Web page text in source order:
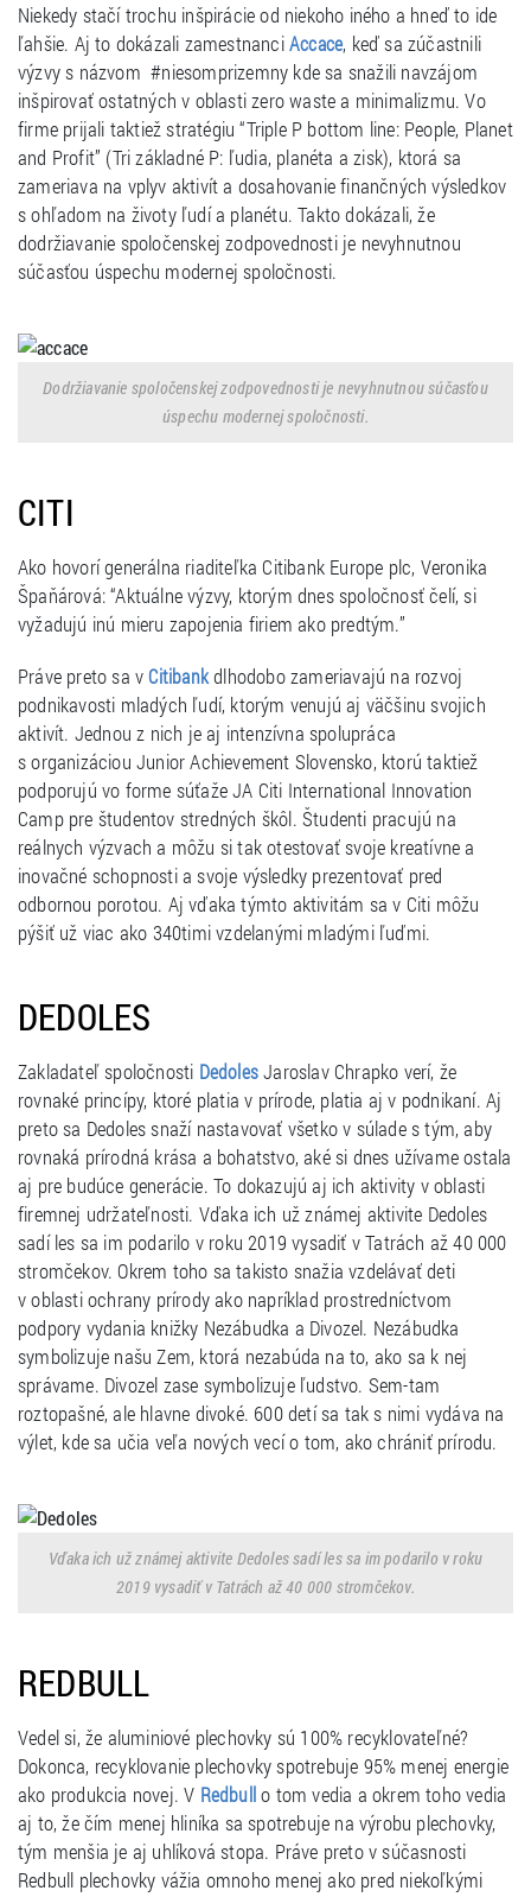
Niekedy stačí trochu inšpirácie od niekoho iného a hneď to ide
ľahšie. Aj to dokázali zamestnanciAccace, keď sa zúčastnili
výzvy s názvom #niesomprizemny kde sa snažili navzájom
inšpirovať ostatných v oblasti zero waste a minimalizmu. Vo
firme prijali taktiež stratégiu “Triple P bottom line: People, Planet
and Profit” (Tri základné P: ľudia, planéta a zisk), ktorá sa
zameriava na vplyv aktivít a dosahovanie finančných výsledkov
s ohľadom na životy ľudí a planétu. Takto dokázali, že
dodržiavanie spoločenskej zodpovednosti je nevyhnutnou
súčasťou úspechu modernej spoločnosti.
Dodržiavanie spoločenskej zodpovednosti je nevyhnutnou súčasťou
úspechu modernej spoločnosti.
CITI
Ako hovorí generálna riaditeľka Citibank Europe plc, Veronika
Špaňárová: “Aktuálne výzvy, ktorým dnes spoločnosť čelí, si
vyžadujú inú mieru zapojenia firiem ako predtým.”
Práve preto sa vCitibankdlhodobo zameriavajú na rozvoj
podnikavosti mladých ľudí, ktorým venujú aj väčšinu svojich
aktivít. Jednou z nich je aj intenzívna spolupráca
s organizáciou Junior Achievement Slovensko, ktorú taktiež
podporujú vo forme súťaže JA Citi International Innovation
Camp pre študentov stredných škôl. Študenti pracujú na
reálnych výzvach a môžu si tak otestovať svoje kreatívne a
inovačné schopnosti a svoje výsledky prezentovať pred
odbornou porotou. Aj vďaka týmto aktivitám sa v Citi môžu
pýšiť už viac ako 340timi vzdelanými mladými ľuďmi.
DEDOLES
Zakladateľ spoločnosti DedolesJaroslav Chrapko verí, že
rovnaké princípy, ktoré platia v prírode, platia aj v podnikaní. Aj
preto sa Dedoles snaží nastavovať všetko v súlade s tým, aby
rovnaká prírodná krása a bohatstvo, aké si dnes užívame ostala
aj pre budúce generácie. To dokazujú aj ich aktivity v oblasti
firemnej udržateľnosti. Vďaka ich už známej aktivite Dedoles
sadí les sa im podarilo v roku 2019 vysadiť v Tatrách až 40 000
stromčekov. Okrem toho sa takisto snažia vzdelávať deti
v oblasti ochrany prírody ako napríklad prostredníctvom
podpory vydania knižky Nezábudka a Divozel. Nezábudka
symbolizuje našu Zem, ktorá nezabúda na to, ako sa k nej
správame. Divozel zase symbolizuje ľudstvo. Sem-tam
roztopašné, ale hlavne divoké. 600 detí sa tak s nimi vydáva na
výlet, kde sa učia veľa nových vecí o tom, ako chrániť prírodu.
Vďaka ich už známej aktivite Dedoles sadí les sa im podarilo v roku
2019 vysadiť v Tatrách až 40 000 stromčekov.
REDBULL
Vedel si, že aluminiové plechovky sú 100% recyklovateľné?
Dokonca, recyklovanie plechovky spotrebuje 95% menej energie
ako produkcia novej. V Redbullo tom vedia a okrem toho vedia
aj to, že čím menej hliníka sa spotrebuje na výrobu plechovky,
tým menšia je aj uhlíková stopa. Práve preto v súčasnosti
Redbull plechovky vážia omnoho menej ako pred niekoľkými